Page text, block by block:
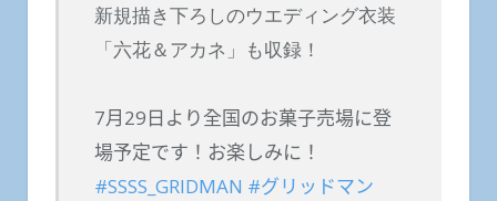
新規描き下ろしのウエディング衣装
「六花＆アカネ」も収録！
7月29日より全国のお菓子売場に登
場予定です！お楽しみに！
#SSSS_GRIDMAN #グリッドマン